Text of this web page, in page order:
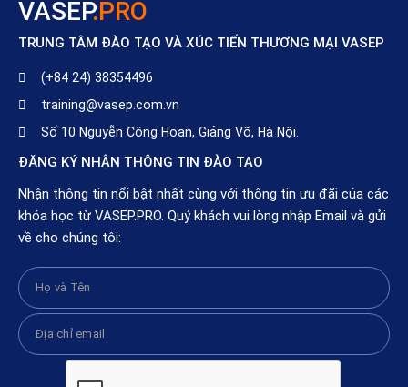
VASEP.PRO
TRUNG TÂM ĐÀO TẠO VÀ XÚC TIẾN THƯƠNG MẠI VASEP
(+84 24) 38354496
training@vasep.com.vn
Số 10 Nguyễn Công Hoan, Giảng Võ, Hà Nội.
ĐĂNG KÝ NHẬN THÔNG TIN ĐÀO TẠO
Nhận thông tin nổi bật nhất cùng với thông tin ưu đãi của các
khóa học từ VASEP.PRO. Quý khách vui lòng nhập Email và gửi
về cho chúng tôi: